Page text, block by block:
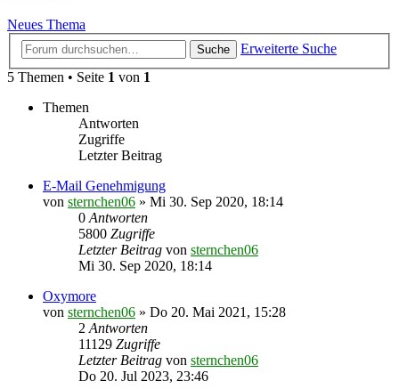
Neues Thema
Suche
Erweiterte Suche
5 Themen • Seite 1 von 1
Themen
Antworten
Zugriffe
Letzter Beitrag
E-Mail Genehmigung
von sternchen06 » Mi 30. Sep 2020, 18:14
0 Antworten
5800 Zugriffe
Letzter Beitrag von sternchen06
Mi 30. Sep 2020, 18:14
Oxymore
von sternchen06 » Do 20. Mai 2021, 15:28
2 Antworten
11129 Zugriffe
Letzter Beitrag von sternchen06
Do 20. Jul 2023, 23:46